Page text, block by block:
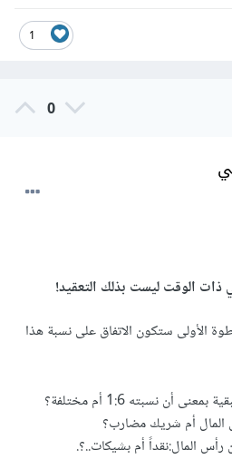
1
0
ذات الوقت ليست بذلك التعقيد!
الأولى ستكون الاتفاق على نسبة هذا
أن نسبته 1:6 أم مختلفة؟
أم شريك مضارب؟
المال:نقداً أم بشيكات..؟.